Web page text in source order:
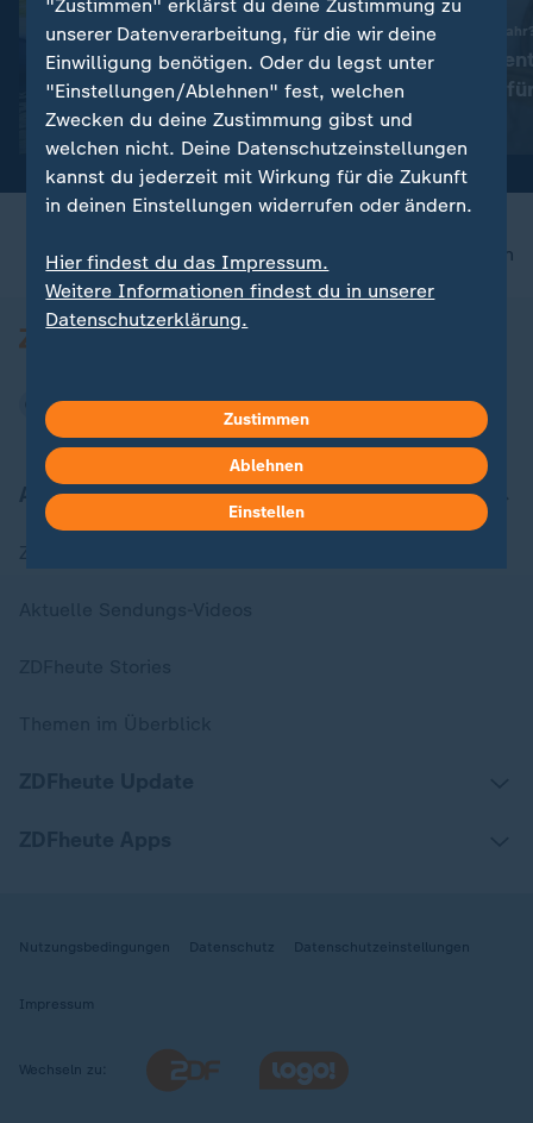
Schwimm-EM:
Gold für Isabel Gose im
Knockout-Sprint im
Freiwasser
Rentenreform in
Warum die
entscheidend
Reformpläne ist
mit Video
nach oben
Aktuell bei ZDFheute
Nutzungsbedingungen Datenschutz Datenschutzeinstellungen
Impressum
Wechseln zu:
"Zustimmen" erklärst du deine Zustimmung zu
unserer Datenverarbeitung, für die wir deine
Einwilligung benötigen. Oder du legst unter
"Einstellungen/Ablehnen" fest, welchen
Zwecken du deine Zustimmung gibst und
welchen nicht. Deine Datenschutzeinstellungen
kannst du jederzeit mit Wirkung für die Zukunft
in deinen Einstellungen widerrufen oder ändern.
Hier findest du das Impressum.
Weitere Informationen findest du in unserer
Datenschutzerklärung.
Zustimmen
Ablehnen
Einstellen